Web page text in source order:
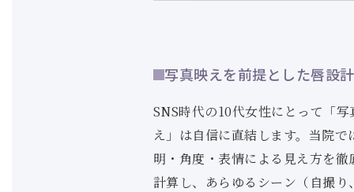
写真映えを前提とした唇設計
SNS時代の10代女性にとって「写
え」は自信に直結します。当院で
明・角度・表情による見え方を徹
計算し、あらゆるシーン（自撮り